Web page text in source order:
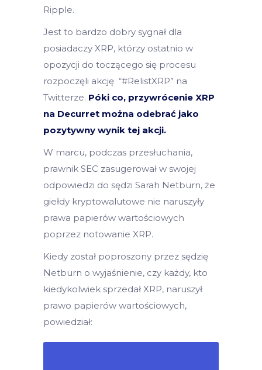
Ripple.
Jest to bardzo dobry sygnał dla
posiadaczy XRP, którzy ostatnio w
opozycji do toczącego się procesu
rozpoczęli akcję “#RelistXRP” na
Twitterze. Póki co, przywrócenie XRP
na Decurret można odebrać jako
pozytywny wynik tej akcji.
W marcu, podczas przesłuchania,
prawnik SEC zasugerował w swojej
odpowiedzi do sędzi Sarah Netburn, że
giełdy kryptowalutowe nie naruszyły
prawa papierów wartościowych
poprzez notowanie XRP.
Kiedy został poproszony przez sędzię
Netburn o wyjaśnienie, czy każdy, kto
kiedykolwiek sprzedał XRP, naruszył
prawo papierów wartościowych,
powiedział: